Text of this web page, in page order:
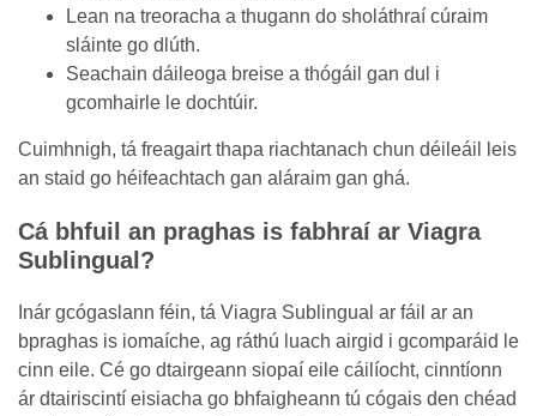
Lean na treoracha a thugann do sholáthraí cúraim
sláinte go dlúth.
Seachain dáileoga breise a thógáil gan dul i
gcomhairle le dochtúir.
Cuimhnigh, tá freagairt thapa riachtanach chun déileáil leis
an staid go héifeachtach gan aláraim gan ghá.
Cá bhfuil an praghas is fabhraí ar Viagra
Sublingual?
Inár gcógaslann féin, tá Viagra Sublingual ar fáil ar an
bpraghas is iomaíche, ag ráthú luach airgid i gcomparáid le
cinn eile. Cé go dtairgeann siopaí eile cáilíocht, cinntíonn
ár dtairiscintí eisiacha go bhfaigheann tú cógais den chéad